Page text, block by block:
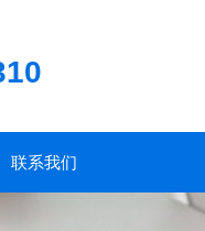
联系我们